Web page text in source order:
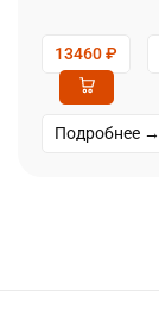
13460₽
Подробнее →